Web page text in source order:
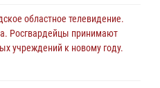
областное телевидение.
Росгвардейцы принимают
учреждений к новому году.